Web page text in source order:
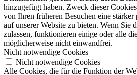
hinzugefügt haben. Zweck dieser
von Ihren früheren Besuchen eine
auf unserer Website zu bieten. Wenn Sie
zulassen, funktionieren einige oder alle
möglicherweise nicht einwandfrei.
Nicht notwendige Cookies
Nicht notwendige Cookies
Alle Cookies, die für die Funktion der